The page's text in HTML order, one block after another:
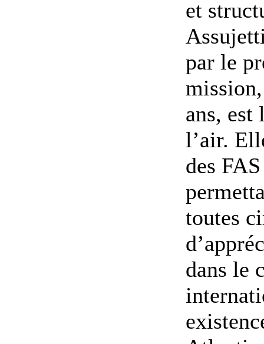
et
par le
ans, est
l’air.
des
toutes
dans le